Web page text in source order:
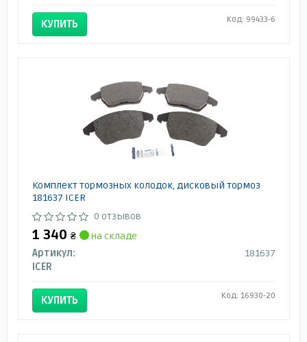
КУПИТЬ Код: 99433-6
Комплект тормозных колодок, дисковый тормоз
181637 ICER
0 отзывов
1 340 ₴
на складе
Артикул:
181637
ICER
КУПИТЬ Код: 16930-20